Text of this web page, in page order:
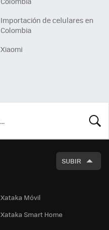
Importación de celulares en
Colombia
Xiaomi
SUBIR
Xataka Móvil
Xataka Smart Home